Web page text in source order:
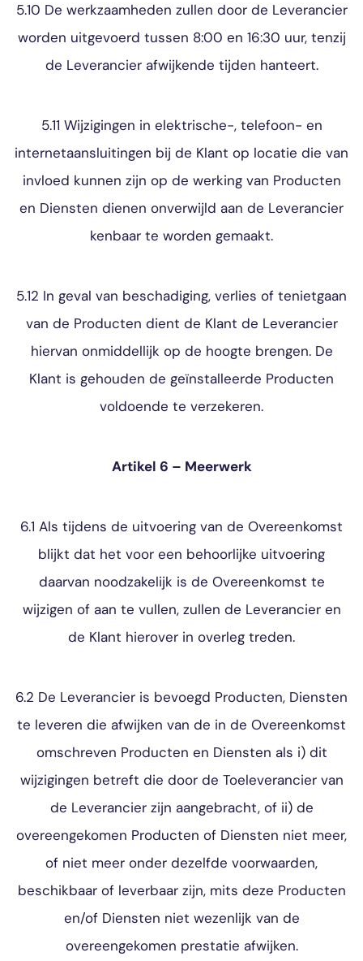
5.10 De werkzaamheden zullen door de Leverancier
worden uitgevoerd tussen 8:00 en 16:30 uur, tenzij
de Leverancier afwijkende tijden hanteert.
5.11 Wijzigingen in elektrische-, telefoon- en
internetaansluitingen bij de Klant op locatie die van
invloed kunnen zijn op de werking van Producten
en Diensten dienen onverwijld aan de Leverancier
kenbaar te worden gemaakt.
5.12 In geval van beschadiging, verlies of tenietgaan
van de Producten dient de Klant de Leverancier
hiervan onmiddellijk op de hoogte brengen. De
Klant is gehouden de geïnstalleerde Producten
voldoende te verzekeren.
Artikel 6 – Meerwerk
6.1 Als tijdens de uitvoering van de Overeenkomst
blijkt dat het voor een behoorlijke uitvoering
daarvan noodzakelijk is de Overeenkomst te
wijzigen of aan te vullen, zullen de Leverancier en
de Klant hierover in overleg treden.
6.2 De Leverancier is bevoegd Producten, Diensten
te leveren die afwijken van de in de Overeenkomst
omschreven Producten en Diensten als i) dit
wijzigingen betreft die door de Toeleverancier van
de Leverancier zijn aangebracht, of ii) de
overeengekomen Producten of Diensten niet meer,
of niet meer onder dezelfde voorwaarden,
beschikbaar of leverbaar zijn, mits deze Producten
en/of Diensten niet wezenlijk van de
overeengekomen prestatie afwijken.